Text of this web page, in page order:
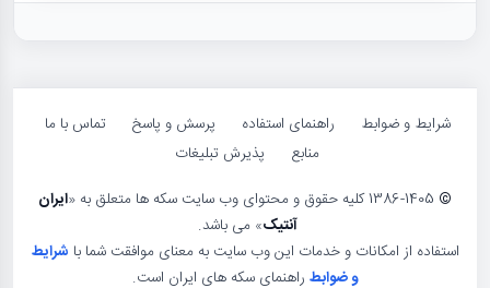
شرایط و ضوابط راهنمای استفاده پرسش و پاسخ
تماس با ما
منابع
پذیرش تبلیغات
©
ایران
آنتیک» می باشد.
استفاده از امکانات و خدمات این وب سایت به معنای موافقت شما با شرایط
و ضوابط راهنمای سکه های ایران است.